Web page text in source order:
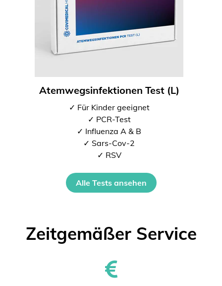
Atemwegsinfektionen Test (L)
✓ Für Kinder geeignet
✓ PCR-Test
✓ Influenza A & B
✓ Sars-Cov-2
✓ RSV
Alle Tests ansehen
Zeitgemäßer Service